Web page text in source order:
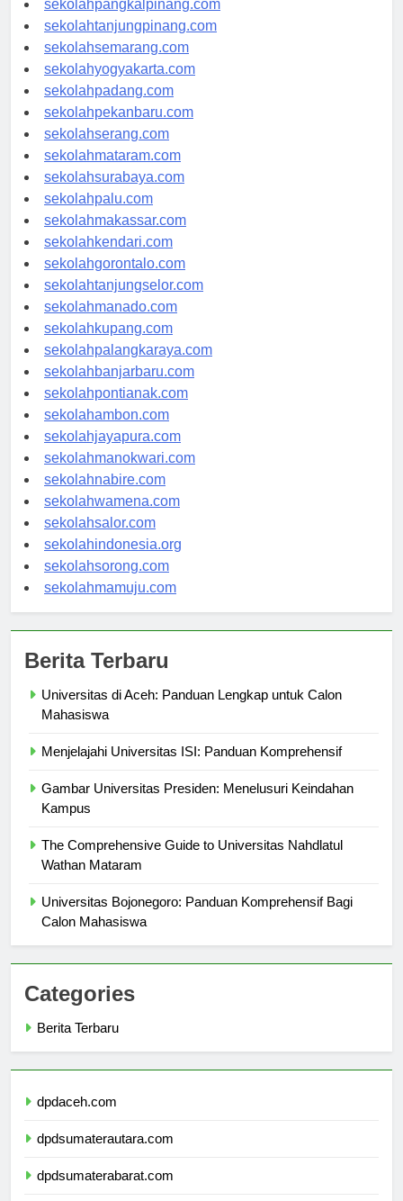
sekolahpangkalpinang.com
sekolahtanjungpinang.com
sekolahsemarang.com
sekolahyogyakarta.com
sekolahpadang.com
sekolahpekanbaru.com
sekolahserang.com
sekolahmataram.com
sekolahsurabaya.com
sekolahpalu.com
sekolahmakassar.com
sekolahkendari.com
sekolahgorontalo.com
sekolahtanjungselor.com
sekolahmanado.com
sekolahkupang.com
sekolahpalangkaraya.com
sekolahbanjarbaru.com
sekolahpontianak.com
sekolahambon.com
sekolahjayapura.com
sekolahmanokwari.com
sekolahnabire.com
sekolahwamena.com
sekolahsalor.com
sekolahindonesia.org
sekolahsorong.com
sekolahmamuju.com
Berita Terbaru
Universitas di Aceh: Panduan Lengkap untuk Calon
Mahasiswa
Menjelajahi Universitas ISI: Panduan Komprehensif
Gambar Universitas Presiden: Menelusuri Keindahan
Kampus
The Comprehensive Guide to Universitas Nahdlatul
Wathan Mataram
Universitas Bojonegoro: Panduan Komprehensif Bagi
Calon Mahasiswa
Categories
Berita Terbaru
dpdaceh.com
dpdsumaterautara.com
dpdsumaterabarat.com